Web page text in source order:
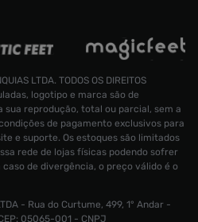
Tênis Air Jordan XXXVIII Low Masculino
LTDA. TODOS OS DIREITOS
logotipo e marca são de
sua reprodução, total ou parcial, sem a
de pagamento exclusivos para
e suporte. Os estoques são limitados
rede de lojas físicas podendo sofrer
de divergência, o preço válido é o
- Rua do Curtume, 499, 1° Andar -
05065-001 - CNPJ